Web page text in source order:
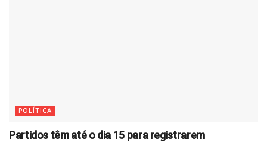
POLÍTICA
Partidos têm até o dia 15 para registrarem